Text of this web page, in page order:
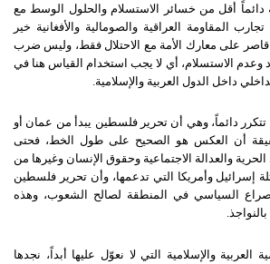
دائماً أقل من خسائر الاستسلام والحلول الوسط مع
المقاومة العراقية والصومالية والأفغانية خير
قاصر على معارك الأمة مع الاحتلال فقط، وليس ضرب
وعدم الاستسلام، أي لا يجب استخدام القياس هنا في
داخل الدول العربية والإسلامية
دائماً، وهي أن تحرير فلسطين يبدأ من عمان أو
أن العكس هو الصحيح على طول الخط، فحتى
والعدالة الاجتماعية وحقوق الإنسان وغيرها من
إسرائيل وأمريكا التي تدعمها، وأن تحرير فلسطين
السياسي في المنطقة لصالح الشعوب، وهذه
.
العربية والإسلامية التي لا نعوّل عليها أبداً، نجدها